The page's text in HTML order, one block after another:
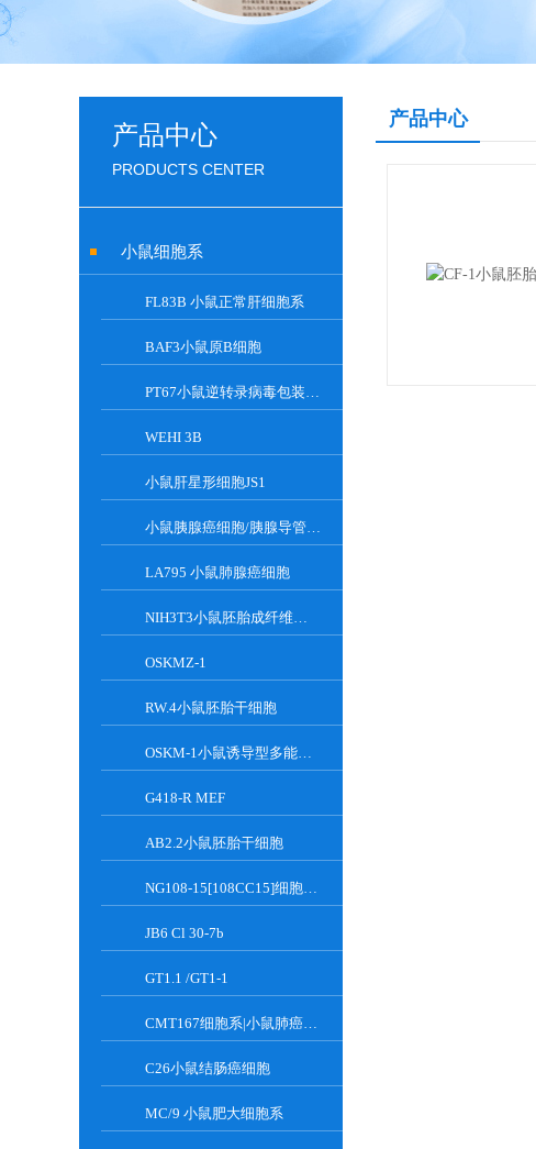
产品中心
PRODUCTS CENTER
小鼠细胞系
FL83B 小鼠正常肝细胞系
BAF3小鼠原B细胞
PT67小鼠逆转录病毒包装细胞
WEHI 3B
小鼠肝星形细胞JS1
小鼠胰腺癌细胞/胰腺导管癌PAN02
LA795 小鼠肺腺癌细胞
NIH3T3小鼠胚胎成纤维细胞
OSKMZ-1
RW.4小鼠胚胎干细胞
OSKM-1小鼠诱导型多能干细胞
G418-R MEF
AB2.2小鼠胚胎干细胞
NG108-15[108CC15]细胞系|小鼠神经母瘤与大鼠胶质瘤之融合细胞
JB6 Cl 30-7b
GT1.1 /GT1-1
CMT167细胞系|小鼠肺癌细胞
C26小鼠结肠癌细胞
MC/9 小鼠肥大细胞系
产品中心